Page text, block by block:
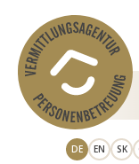
Direkt zum Inhalt
DE EN SK